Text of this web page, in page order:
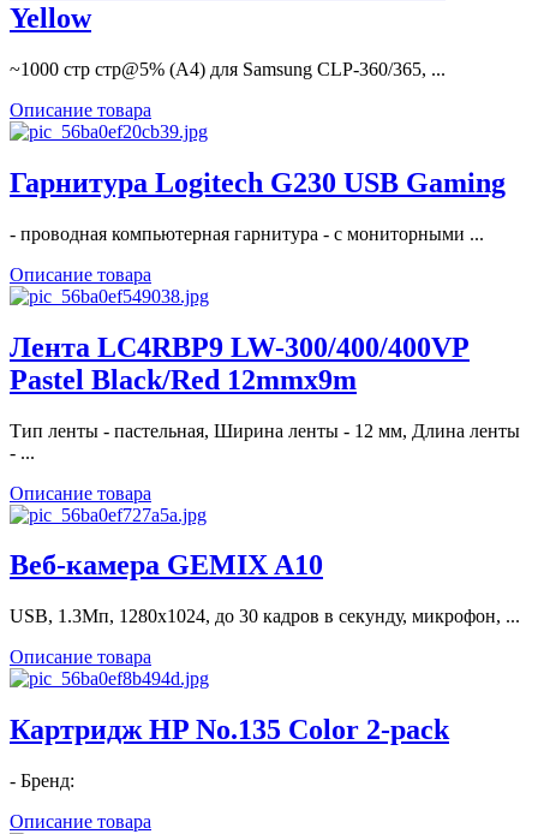
Yellow
~1000 стр стр@5% (A4) для Samsung CLP-360/365, ...
Описание товара
Гарнитура Logitech G230 USB Gaming
- проводная компьютерная гарнитура - с мониторными ...
Описание товара
Лента LC4RBP9 LW-300/400/400VP
Pastel Black/Red 12mmx9m
Тип ленты - пастельная, Ширина ленты - 12 мм, Длина ленты
- ...
Описание товара
Веб-камера GEMIX A10
USB, 1.3Mп, 1280х1024, до 30 кадров в секунду, микрофон, ...
Описание товара
Картридж HP No.135 Color 2-pack
- Бренд:
Описание товара